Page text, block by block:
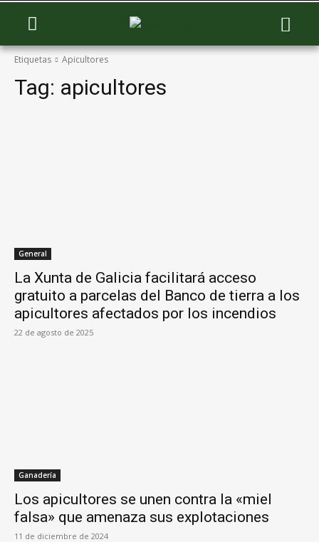
Etiquetas Apicultores
Tag: apicultores
General
La Xunta de Galicia facilitará acceso
gratuito a parcelas del Banco de tierra a los
apicultores afectados por los incendios
22 de agosto de 2025
Ganadería
Los apicultores se unen contra la «miel
falsa» que amenaza sus explotaciones
11 de diciembre de 2024